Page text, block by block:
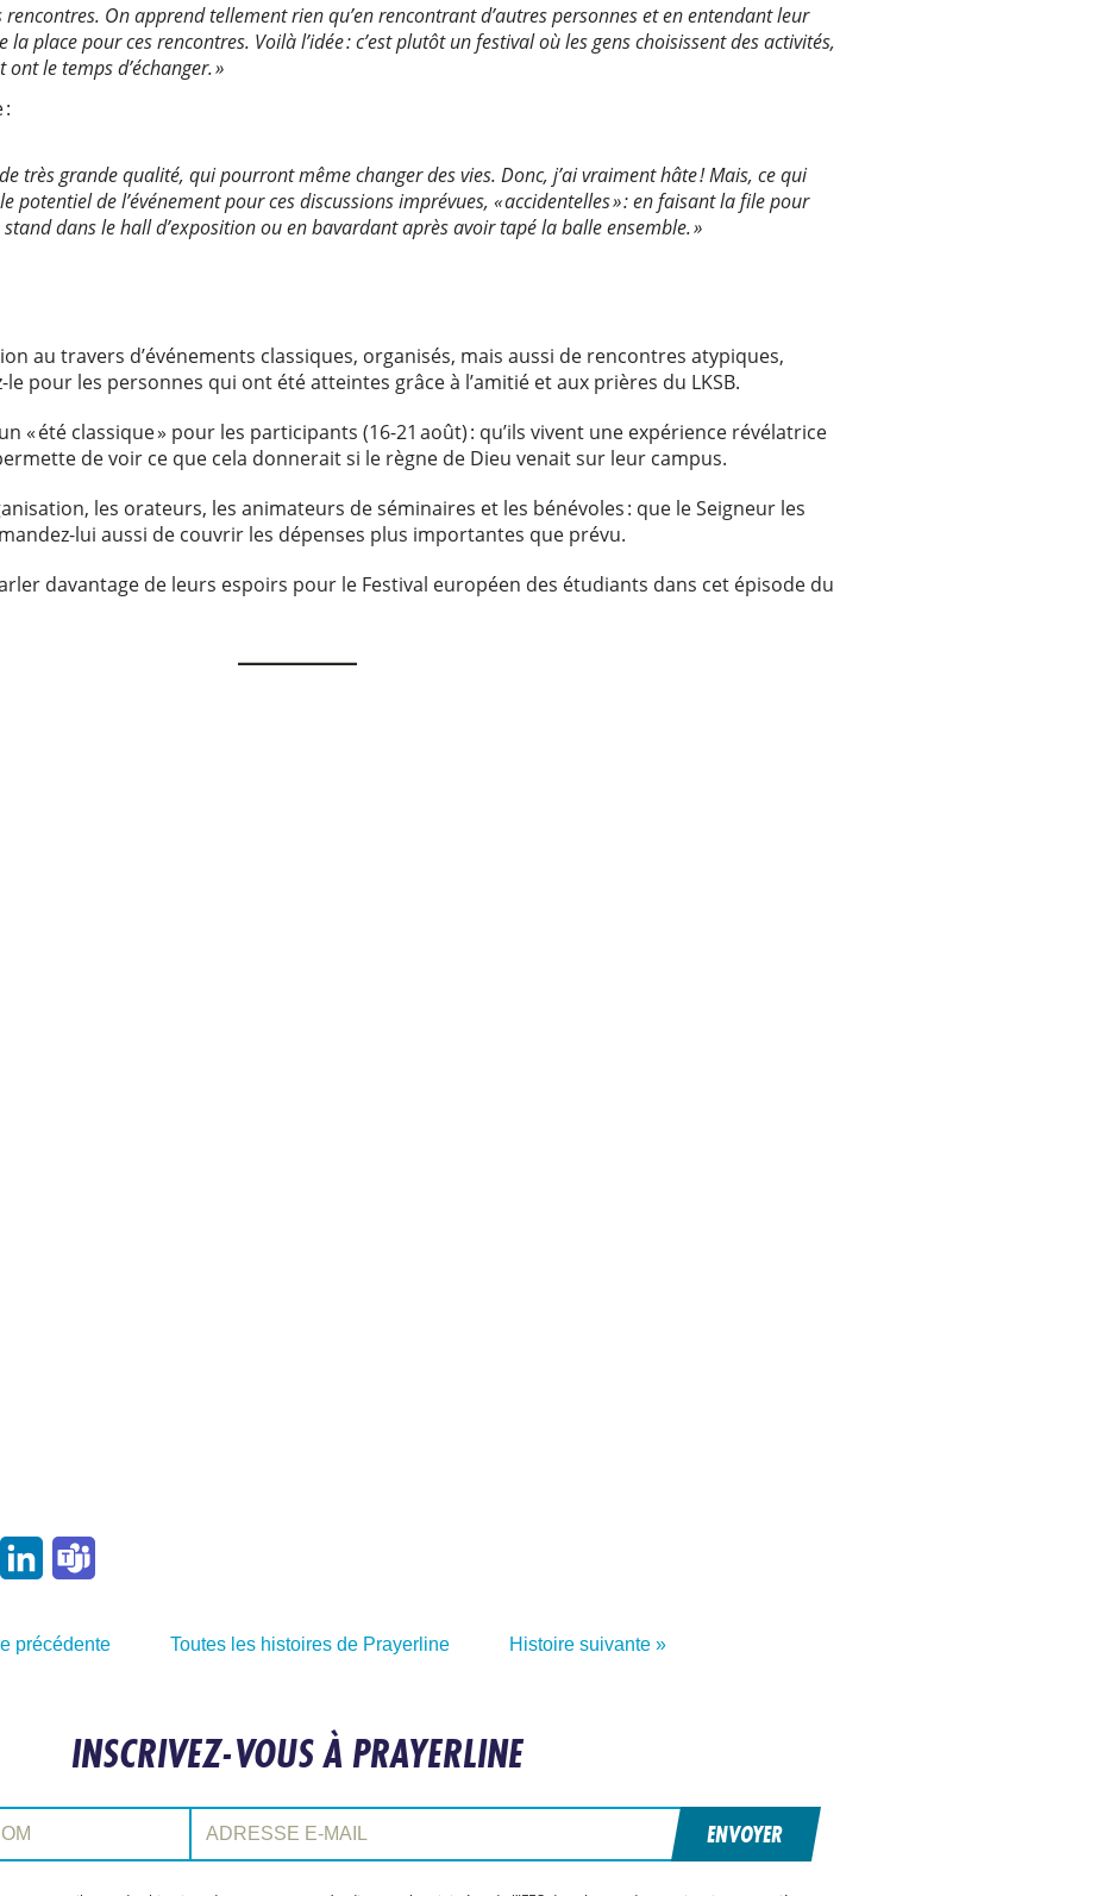
rencontres. On apprend tellement rien qu’en rencontrant d’autres personnes et en entendant leur
place pour ces rencontres. Voilà l’idée : c’est plutôt un festival où les gens choisissent des activités,
le temps d’échanger. »
très grande qualité, qui pourront même changer des vies. Donc, j’ai vraiment hâte ! Mais, ce qui
potentiel de l’événement pour ces discussions imprévues, « accidentelles » : en faisant la file pour
dans le hall d’exposition ou en bavardant après avoir tapé la balle ensemble. »
au travers d’événements classiques, organisés, mais aussi de rencontres atypiques,
pour les personnes qui ont été atteintes grâce à l’amitié et aux prières du LKSB.
« été classique » pour les participants (16-21 août) : qu’ils vivent une expérience révélatrice
de voir ce que cela donnerait si le règne de Dieu venait sur leur campus.
les orateurs, les animateurs de séminaires et les bénévoles : que le Seigneur les
lui aussi de couvrir les dépenses plus importantes que prévu.
davantage de leurs espoirs pour le Festival européen des étudiants dans cet épisode du
Email LinkedIn
précédente Toutes les histoires de Prayerline Histoire suivante »
INSCRIVEZ-VOUS À PRAYERLINE
Adresse e-mail:
ENVOYER